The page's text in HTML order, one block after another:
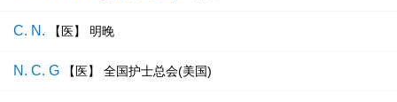
C. N. 【医】 明晚
N. C. G 【医】 全国护士总会(美国)